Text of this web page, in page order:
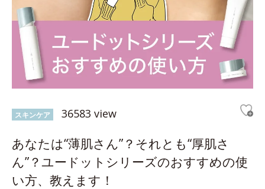
スキンケア 36583 view
あなたは“薄肌さん”？それとも“厚肌さ
ん”？ユードットシリーズのおすすめの使
い方、教えます！